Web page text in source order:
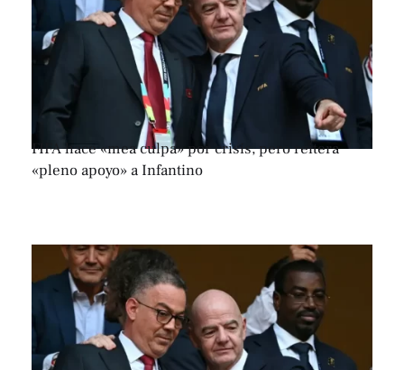
FIFA hace «mea culpa» por crisis, pero reitera
«pleno apoyo» a Infantino